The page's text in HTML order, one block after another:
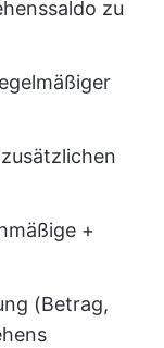
zu
+
(Betrag,